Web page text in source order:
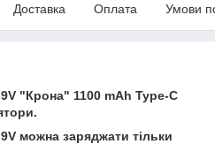
Доставка Оплата Умови
"Крона" 1100 mAh Type-C
можна заряджати тільки